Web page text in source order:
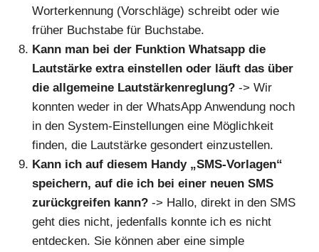
Worterkennung (Vorschläge) schreibt oder wie
früher Buchstabe für Buchstabe.
Kann man bei der Funktion Whatsapp die
Lautstärke extra einstellen oder läuft das über
die allgemeine Lautstärkenreglung? -> Wir
konnten weder in der WhatsApp Anwendung noch
in den System-Einstellungen eine Möglichkeit
finden, die Lautstärke gesondert einzustellen.
Kann ich auf diesem Handy „SMS-Vorlagen“
speichern, auf die ich bei einer neuen SMS
zurückgreifen kann? -> Hallo, direkt in den SMS
geht dies nicht, jedenfalls konnte ich es nicht
entdecken. Sie können aber eine simple